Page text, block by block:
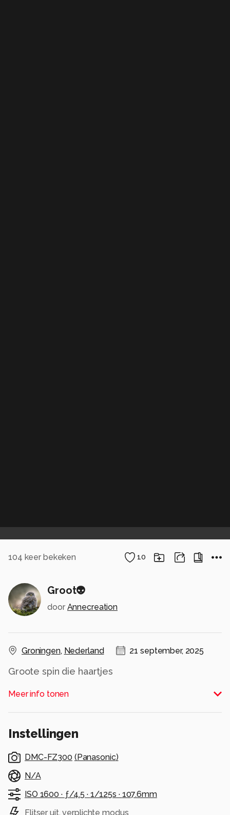
104 keer bekeken 10
Groot👽
door Annecreation
Groningen, Nederland 21 september, 2025
Groote spin die haartjes
Alle rechten voorbehouden
Meer info tonen
Instellingen
DMC-FZ300 ( Panasonic)
N/A
ISO 1600 · ƒ/4.5 · 1/125s · 107.6mm
Flitser uit, verplichte modus